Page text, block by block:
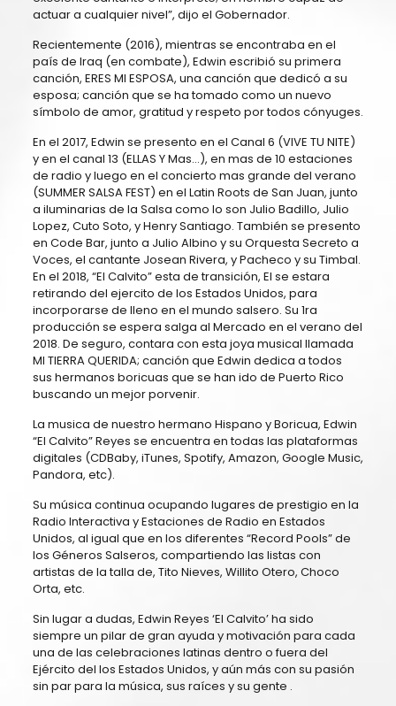
actuar a cualquier nivel”, dijo el Gobernador.
Recientemente (2016), mientras se encontraba en el
país de Iraq (en combate), Edwin escribió su primera
canción, ERES MI ESPOSA, una canción que dedicó a su
esposa; canción que se ha tomado como un nuevo
símbolo de amor, gratitud y respeto por todos cónyuges.
En el 2017, Edwin se presento en el Canal 6 (VIVE TU NITE)
y en el canal 13 (ELLAS Y Mas…), en mas de 10 estaciones
de radio y luego en el concierto mas grande del verano
(SUMMER SALSA FEST) en el Latin Roots de San Juan, junto
a iluminarias de la Salsa como lo son Julio Badillo, Julio
Lopez, Cuto Soto, y Henry Santiago. También se presento
en Code Bar, junto a Julio Albino y su Orquesta Secreto a
Voces, el cantante Josean Rivera, y Pacheco y su Timbal.
En el 2018, “El Calvito” esta de transición, El se estara
retirando del ejercito de los Estados Unidos, para
incorporarse de lleno en el mundo salsero. Su 1ra
producción se espera salga al Mercado en el verano del
2018. De seguro, contara con esta joya musical llamada
MI TIERRA QUERIDA; canción que Edwin dedica a todos
sus hermanos boricuas que se han ido de Puerto Rico
buscando un mejor porvenir.
La musica de nuestro hermano Hispano y Boricua, Edwin
“El Calvito” Reyes se encuentra en todas las plataformas
digitales (CDBaby, iTunes, Spotify, Amazon, Google Music,
Pandora, etc).
Su música continua ocupando lugares de prestigio en la
Radio Interactiva y Estaciones de Radio en Estados
Unidos, al igual que en los diferentes “Record Pools” de
los Géneros Salseros, compartiendo las listas con
artistas de la talla de, Tito Nieves, Willito Otero, Choco
Orta, etc.
Sin lugar a dudas, Edwin Reyes ‘El Calvito’ ha sido
siempre un pilar de gran ayuda y motivación para cada
una de las celebraciones latinas dentro o fuera del
Ejército del los Estados Unidos, y aún más con su pasión
sin par para la música, sus raíces y su gente .